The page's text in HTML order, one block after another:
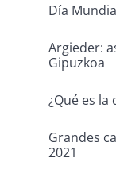
Día
Argieder:
Gipuzkoa
¿Qué es la
Grandes
2021